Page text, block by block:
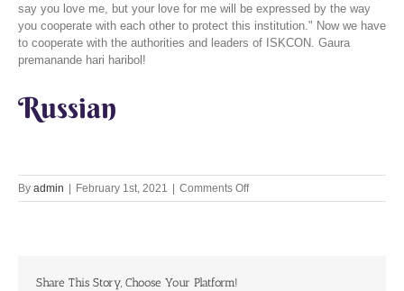
say you love me, but your love for me will be expressed by the way
you cooperate with each other to protect this institution." Now we have
to cooperate with the authorities and leaders of ISKCON. Gaura
premanande hari haribol!
Russian
By admin | February 1st, 2021 | Comments Offon
Srila
Share This Story, Choose Your Platform!